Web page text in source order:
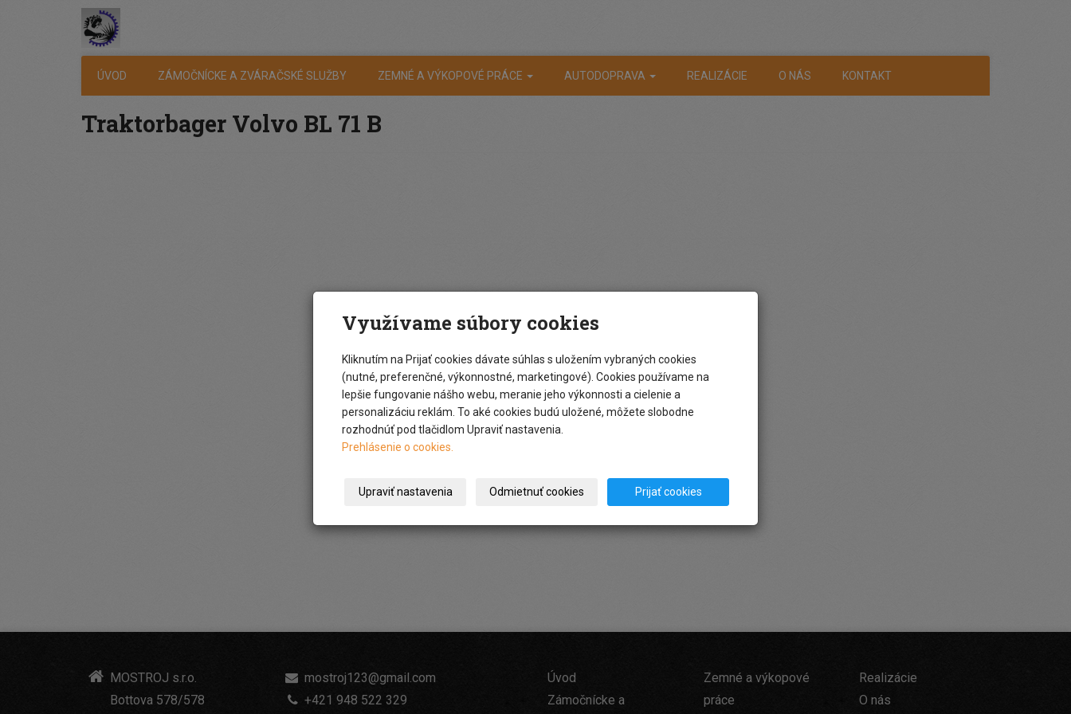
ÚVOD ZÁMOČNÍCKE A ZVÁRAČSKÉ SLUŽBY ZEMNÉ A VÝKOPOVÉ PRÁCE AUTODOPRAVA REALIZÁCIE O NÁS KONTAKT
Traktorbager Volvo BL 71 B
MOSTROJ s.r.o.
Bottova 578/578
mostroj123@gmail.com
+421 948 522 329
Úvod
Zámočnícke a
Zemné a výkopové
práce
Realizácie
O nás
Využívame súbory cookies
Kliknutím na Prijať cookies dávate súhlas s uložením vybraných cookies
(nutné, preferenčné, výkonnostné, marketingové). Cookies používame na
lepšie fungovanie nášho webu, meranie jeho výkonnosti a cielenie a
personalizáciu reklám. To aké cookies budú uložené, môžete slobodne
rozhodnúť pod tlačidlom Upraviť nastavenia.
Prehlásenie o cookies.
Upraviť nastavenia Odmietnuť cookies Prijať cookies